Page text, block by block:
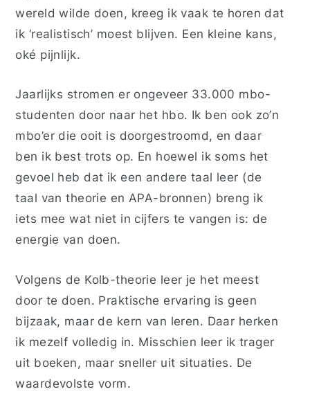
wereld wilde doen, kreeg ik vaak te horen dat
ik ‘realistisch’ moest blijven. Een kleine kans,
oké pijnlijk.
Jaarlijks stromen er ongeveer 33.000 mbo-
studenten door naar het hbo. Ik ben ook zo’n
mbo’er die ooit is doorgestroomd, en daar
ben ik best trots op. En hoewel ik soms het
gevoel heb dat ik een andere taal leer (de
taal van theorie en APA-bronnen) breng ik
iets mee wat niet in cijfers te vangen is: de
energie van doen.
Volgens de Kolb-theorie leer je het meest
door te doen. Praktische ervaring is geen
bijzaak, maar de kern van leren. Daar herken
ik mezelf volledig in. Misschien leer ik trager
uit boeken, maar sneller uit situaties. De
waardevolste vorm.